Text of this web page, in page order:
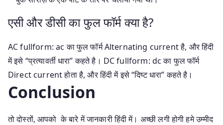
एसी और डीसी का फुल फॉर्म क्या है?
AC fullform: ac का फुल फॉर्म Alternating current है, और हिंदी
में इसे “प्रत्यावर्ती धारा” कहते है। DC fullform: dc का फुल फॉर्म
Direct current होता है, और हिंदी में इसे “दिष्ट धारा” कहते है।
Conclusion
तो दोस्तों, आपको के बारे में जानकारी हिंदी में। अच्छी लगी होगी हमे उम्मीद